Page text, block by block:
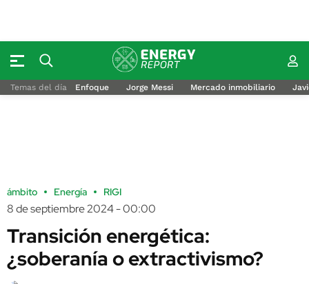
Temas del día Enfoque Jorge Messi Mercado inmobiliario
ámbito Energía RIGI
8 de septiembre 2024 - 00:00
Transición energética:
¿soberanía o extractivismo?